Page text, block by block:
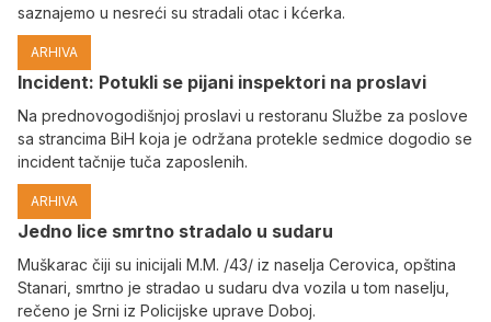
saznajemo u nesreći su stradali otac i kćerka.
ARHIVA
Incident: Potukli se pijani inspektori na proslavi
Na prednovogodišnjoj proslavi u restoranu Službe za poslove
sa strancima BiH koja je održana protekle sedmice dogodio se
incident tačnije tuča zaposlenih.
ARHIVA
Јedno lice smrtno stradalo u sudaru
Muškarac čiji su inicijali M.M. /43/ iz naselja Cerovica, opština
Stanari, smrtno je stradao u sudaru dva vozila u tom naselju,
rečeno je Srni iz Policijske uprave Doboj.